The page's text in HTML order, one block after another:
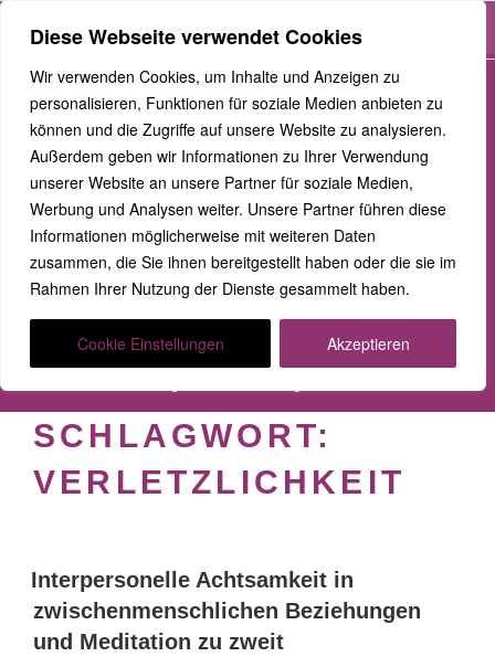
Diese Webseite verwendet Cookies
Wir verwenden Cookies, um Inhalte und Anzeigen zu
personalisieren, Funktionen für soziale Medien anbieten zu
können und die Zugriffe auf unsere Website zu analysieren.
Außerdem geben wir Informationen zu Ihrer Verwendung
unserer Website an unsere Partner für soziale Medien,
Werbung und Analysen weiter. Unsere Partner führen diese
Informationen möglicherweise mit weiteren Daten
zusammen, die Sie ihnen bereitgestellt haben oder die sie im
Rahmen Ihrer Nutzung der Dienste gesammelt haben.
Cookie Einstellungen Akzeptieren
Zum
springen
GEMEINSAM
AUFSTEIGEN
Klarheit. Präsenz. Befreiung.
Transformationscoach | Architekt der Befreiung
Menü
SCHLAGWORT:
VERLETZLICHKEIT
Interpersonelle Achtsamkeit in
zwischenmenschlichen Beziehungen
und Meditation zu zweit